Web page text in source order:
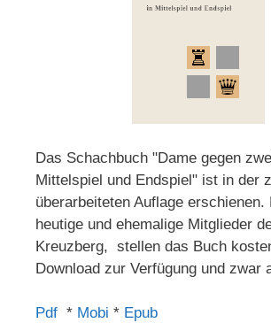
Das Schachbuch "Dame gegen
Mittelspiel und Endspiel" ist in der
überarbeiteten Auflage erschienen.
heutige und ehemalige Mitglieder
Kreuzberg, stellen das Buch
Download zur Verfügung und zwar
Pdf * Mobi * Epub